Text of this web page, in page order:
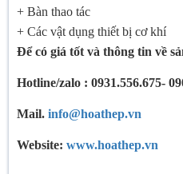
+ Bàn thao tác
+ Các vật dụng thiết bị cơ khí
Để có giá tốt và thông tin về
Hotline/zalo : 0931.556.675-
Mail. info@hoathep.vn
Website: www.hoathep.vn